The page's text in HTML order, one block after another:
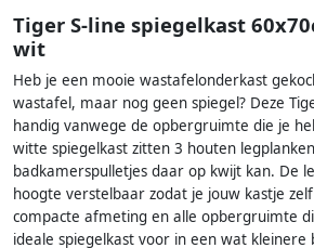
Tiger S-line spiegelkast
wit
Heb je een mooie wastafelonderkast
wastafel, maar nog geen spiegel? Deze
handig vanwege de opbergruimte die je
witte spiegelkast zitten 3 houten
badkamerspulletjes daar op kwijt kan. De
hoogte verstelbaar zodat je jouw kastje
compacte afmeting en alle opbergruimte
ideale spiegelkast voor in een wat kleinere